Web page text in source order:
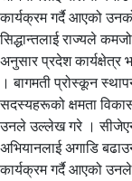
कार्यक्रम गर्दै आएको
सिद्धान्तलाई राज्यले
अनुसार प्रदेश कार्यक्षेत्र
। बागमती प्रोस्कून
सदस्यहरूको क्षमता
उनले उल्लेख गरे ।
अभियानलाई अगाडि
कार्यक्रम गर्दै आएको